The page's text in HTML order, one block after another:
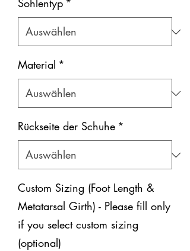
Sohlentyp *
Material *
Rückseite der Schuhe *
Custom Sizing (Foot Length &
Metatarsal Girth) - Please fill only
if you select custom sizing
(optional)